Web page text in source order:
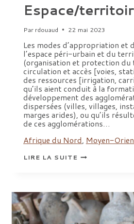
Espace/
Par rdouaud 22 mai 2023
Les modes d’appropriation et
l’espace péri-urbain et du
(organisation et protection
circulation et accès [voies,
des ressources [irrigation,
qu’ils aient conduit à la
développement des
dispersées (villes, villages,
marges arides), ou qu’ils
de ces agglomérations…
Afrique du Nord, Moyen-
LIRE LA SUITEESPACE/